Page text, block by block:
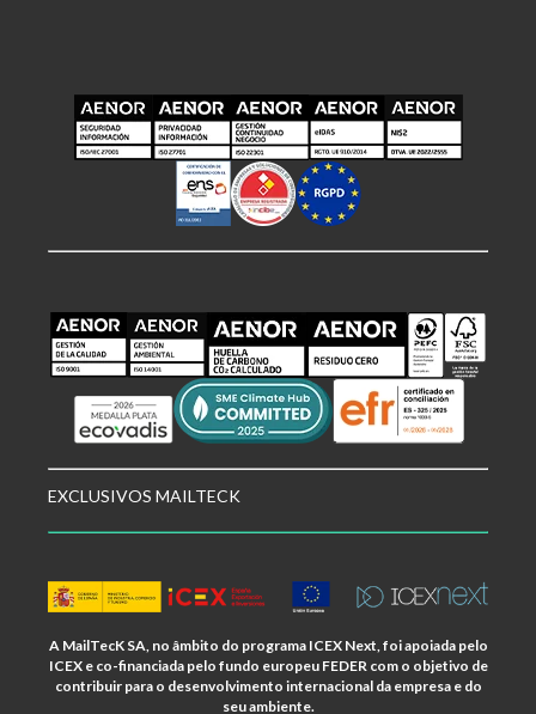
EXCLUSIVOS MAILTECK
A MailTecK SA, no âmbito do programa ICEX Next, foi apoiada pelo
ICEX e co-financiada pelo fundo europeu FEDER com o objetivo de
contribuir para o desenvolvimento internacional da empresa e do
seu ambiente.